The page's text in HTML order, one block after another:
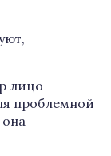
лицо
проблемной